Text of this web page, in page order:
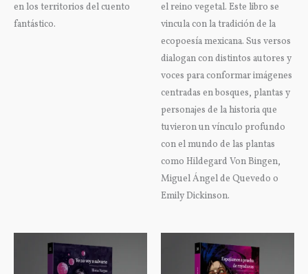
en los territorios del cuento
fantástico.
el reino vegetal. Este libro se
vincula con la tradición de la
ecopoesía mexicana. Sus versos
dialogan con distintos autores y
voces para conformar imágenes
centradas en bosques, plantas y
personajes de la historia que
tuvieron un vínculo profundo
con el mundo de las plantas
como Hildegard Von Bingen,
Miguel Ángel de Quevedo o
Emily Dickinson.